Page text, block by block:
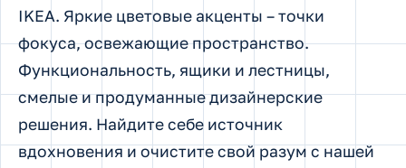
IKEA. Яркие цветовые акценты – точки
фокуса, освежающие пространство.
Функциональность, ящики и лестницы,
смелые и продуманные дизайнерские
решения. Найдите себе источник
вдохновения и очистите свой разум с нашей